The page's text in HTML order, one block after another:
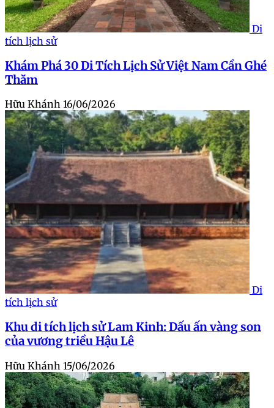
Di
tích lịch sử
Khám Phá 30 Di Tích Lịch Sử Việt Nam Cần Ghé
Thăm
Hữu Khánh 16/06/2026
Di
tích lịch sử
Khu di tích lịch sử Lam Kinh: Dấu ấn vàng son
của vương triều Hậu Lê
Hữu Khánh 15/06/2026